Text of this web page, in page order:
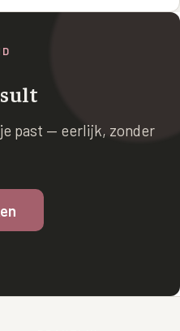
past — eerlijk, zonder